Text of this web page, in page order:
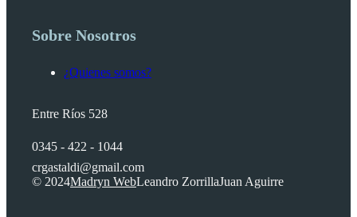
Sobre Nosotros
¿Quienes somos?
Entre Ríos 528
0345 - 422 - 1044
crgastaldi@gmail.com
© 2024Madryn WebLeandro ZorrillaJuan Aguirre